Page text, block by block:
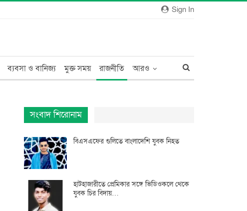
Sign In
ব্যবসা ও বানিজ্য মুক্ত সময় রাজনীতি আরও
সংবাদ শিরোনাম
বিএসএফের গুলিতে বাংলাদেশি যুবক নিহত
হাটহাজারীতে প্রেমিকার সঙ্গে ভিডিওকলে থেকে
যুবক চির বিদায়…